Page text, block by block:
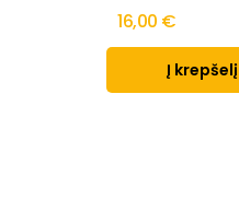
16,00 €
Į krepšelį